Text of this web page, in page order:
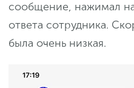
сообщение, нажимал
ответа сотрудника.
была очень низкая.